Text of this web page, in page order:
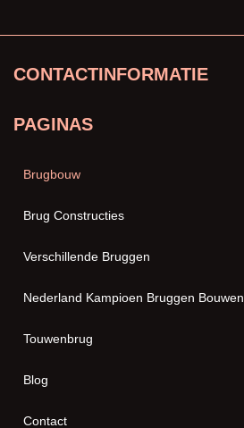
CONTACTINFORMATIE
PAGINAS
Brugbouw
Brug Constructies
Verschillende Bruggen
Nederland Kampioen Bruggen Bouwen
Touwenbrug
Blog
Contact